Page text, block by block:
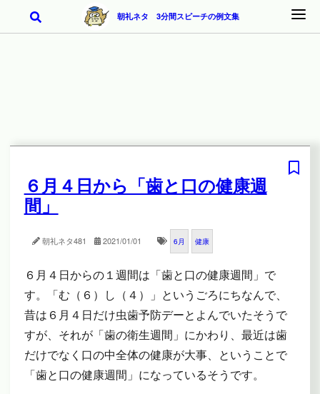
朝礼ネタ 3分間スピーチの例文集
６月４日から「歯と口の健康週
間」
朝礼ネタ481 2021/01/01 6月 健康
６月４日からの１週間は「歯と口の健康週間」で
す。「む（６）し（４）」というごろにちなんで、
昔は６月４日だけ虫歯予防デーとよんでいたそうで
すが、それが「歯の衛生週間」にかわり、最近は歯
だけでなく口の中全体の健康が大事、ということで
「歯と口の健康週間」になっているそうです。